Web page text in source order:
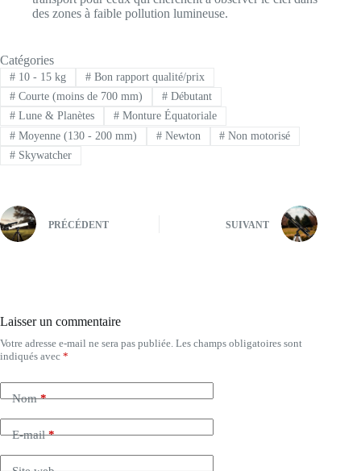
des zones à faible pollution lumineuse.
Catégories
#10 - 15 kg #Bon rapport qualité/prix
#Courte (moins de 700 mm) #Débutant
#Lune & Planètes #Monture Équatoriale
#Moyenne (130 - 200 mm) #Newton # Non motorisé
#Skywatcher
PRÉCÉDENT SUIVANT
Laisser un commentaire
Votre adresse e-mail ne sera pas publiée. Les champs obligatoires sont
indiqués avec *
Nom*
E-mail*